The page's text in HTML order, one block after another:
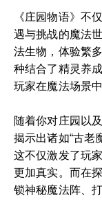
《庄园物语》不
遇与挑战的魔法
法生物，体验繁
种结合了精灵养
玩家在魔法场景
随着你对庄园以
揭示出诸如“古老
这不仅激发了玩
更加真实。而在
锁神秘魔法阵、